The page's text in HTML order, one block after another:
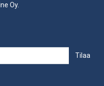
Oy.
Tilaa